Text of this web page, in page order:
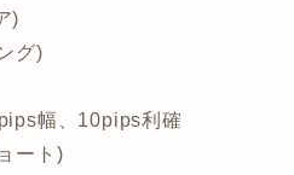
)
グ)
幅、10pips利確
ート)